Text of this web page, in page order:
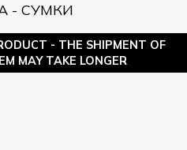
- СУМКИ
- THE SHIPMENT OF
MAY TAKE LONGER